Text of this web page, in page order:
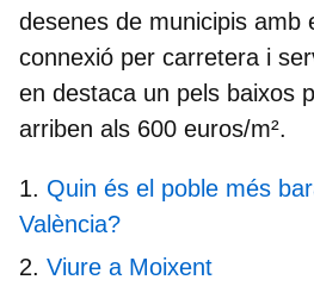
desenes de municipis amb
connexió per carretera i
en destaca un pels baixos
arriben als 600 euros/m².
Quin és el poble més
València?
Viure a Moixent